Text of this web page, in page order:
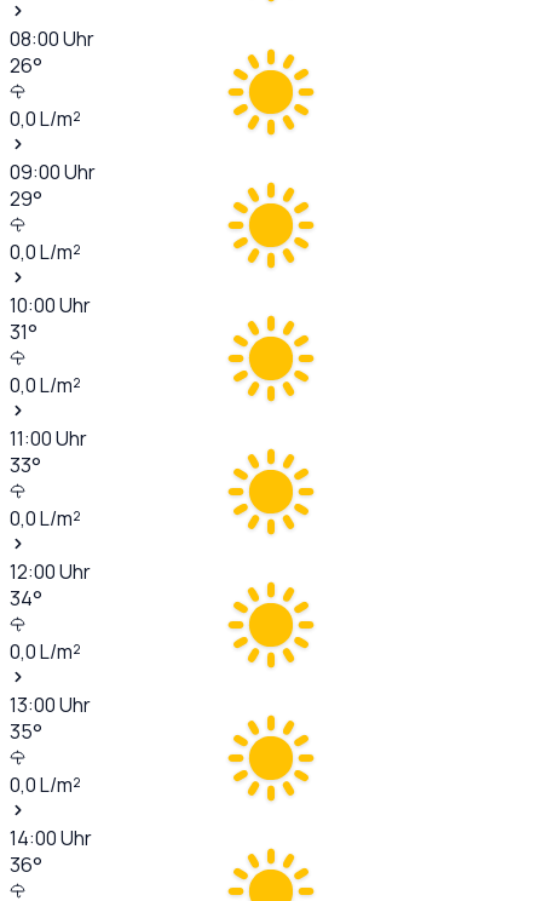
08:00Uhr
26°
0,0L/m²
09:00Uhr
29°
0,0L/m²
10:00Uhr
31°
0,0L/m²
11:00Uhr
33°
0,0L/m²
12:00Uhr
34°
0,0L/m²
13:00Uhr
35°
0,0L/m²
14:00Uhr
36°